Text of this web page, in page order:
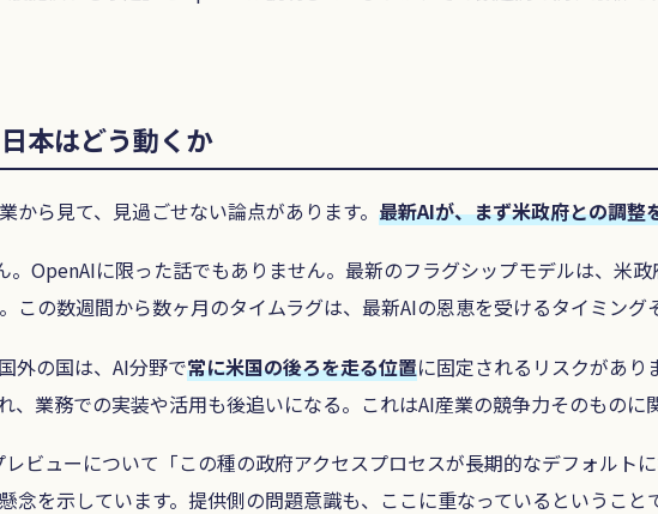
本はどう動くか
から見て、見過ごせない論点があります。 最新AIが、まず米政府との調整
。OpenAIに限った話でもありません。最新のフラグシップモデルは、米
この数週間から数ヶ月のタイムラグは、最新AIの恩恵を受けるタイミング
外の国は、AI分野で常に米国の後ろを走る位置に固定されるリスクがあり
、業務での実装や活用も後追いになる。これはAI産業の競争力そのものに
ビューについて「この種の政府アクセスプロセスが長期的なデフォルト
念を示しています。提供側の問題意識も、ここに重なっているということ